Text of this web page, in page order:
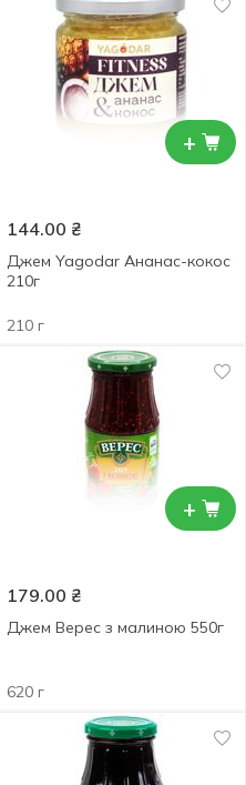
+
144.00 ₴
Джем Yagodar Ананас-кокос
210г
210 г
+
179.00 ₴
Джем Верес з малиною 550г
620 г